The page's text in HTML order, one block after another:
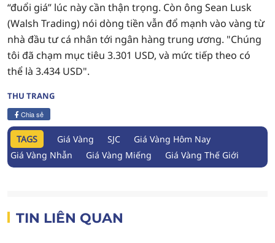
“đuổi giá” lúc này cần thận trọng. Còn ông Sean Lusk
(Walsh Trading) nói dòng tiền vẫn đổ mạnh vào vàng từ
nhà đầu tư cá nhân tới ngân hàng trung ương. "Chúng
tôi đã chạm mục tiêu 3.301 USD, và mức tiếp theo có
thể là 3.434 USD".
THU TRANG
Chia sẻ
TAGS Giá Vàng SJC
Giá Vàng Hôm Nay
Giá Vàng Nhẫn
Giá Vàng Miếng Giá Vàng Thế Giới
TIN LIÊN QUAN